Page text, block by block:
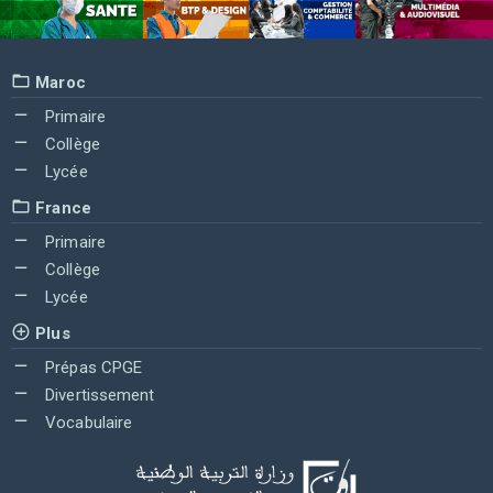
Maroc
Primaire
Collège
Lycée
France
Primaire
Collège
Lycée
Plus
Prépas CPGE
Divertissement
Vocabulaire